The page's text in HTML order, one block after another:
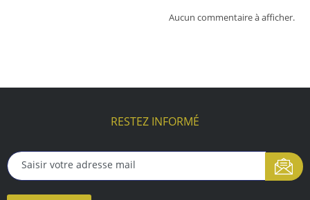
Aucun commentaire à afficher.
RESTEZ INFORMÉ